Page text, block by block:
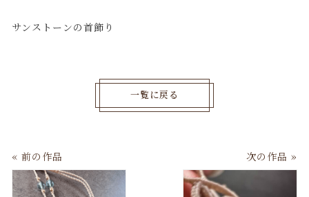
サンストーンの首飾り
一覧に戻る
« 前の作品 次の作品 »